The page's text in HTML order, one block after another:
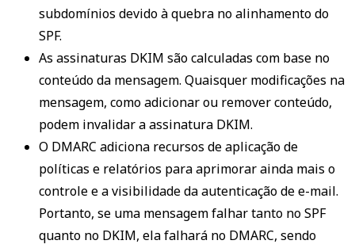
subdomínios devido à quebra no alinhamento do
SPF.
As assinaturas DKIM são calculadas com base no
conteúdo da mensagem. Quaisquer modificações na
mensagem, como adicionar ou remover conteúdo,
podem invalidar a assinatura DKIM.
O DMARC adiciona recursos de aplicação de
políticas e relatórios para aprimorar ainda mais o
controle e a visibilidade da autenticação de e-mail.
Portanto, se uma mensagem falhar tanto no SPF
quanto no DKIM, ela falhará no DMARC, sendo